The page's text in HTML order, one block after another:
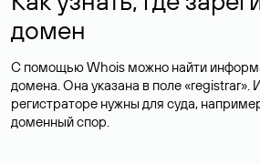
домен
С помощью Whois можно найти
домена. Она указана в поле «registrar».
регистраторе нужны для суда,
доменный спор.